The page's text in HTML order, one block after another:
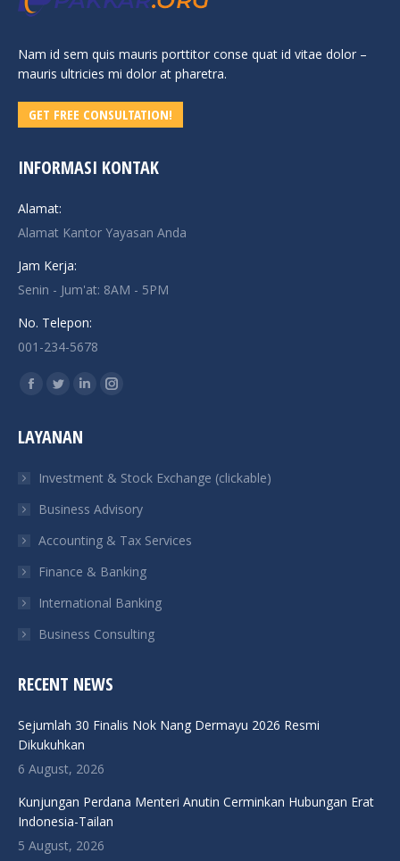
Nam id sem quis mauris porttitor conse quat id vitae dolor –
mauris ultricies mi dolor at pharetra.
GET FREE CONSULTATION!
INFORMASI KONTAK
Alamat:
Alamat Kantor Yayasan Anda
Jam Kerja:
Senin - Jum'at: 8AM - 5PM
No. Telepon:
001-234-5678
Find us on:
Facebook
opens
new
window
Twitter
opens
new
window
Linkedin
new
window
Instagram
new
window
LAYANAN
Investment & Stock Exchange (clickable)
Business Advisory
Accounting & Tax Services
Finance & Banking
International Banking
Business Consulting
RECENT NEWS
Sejumlah 30 Finalis Nok Nang Dermayu 2026 Resmi
Dikukuhkan
6 August, 2026
Kunjungan Perdana Menteri Anutin Cerminkan Hubungan Erat
Indonesia-Tailan
5 August, 2026